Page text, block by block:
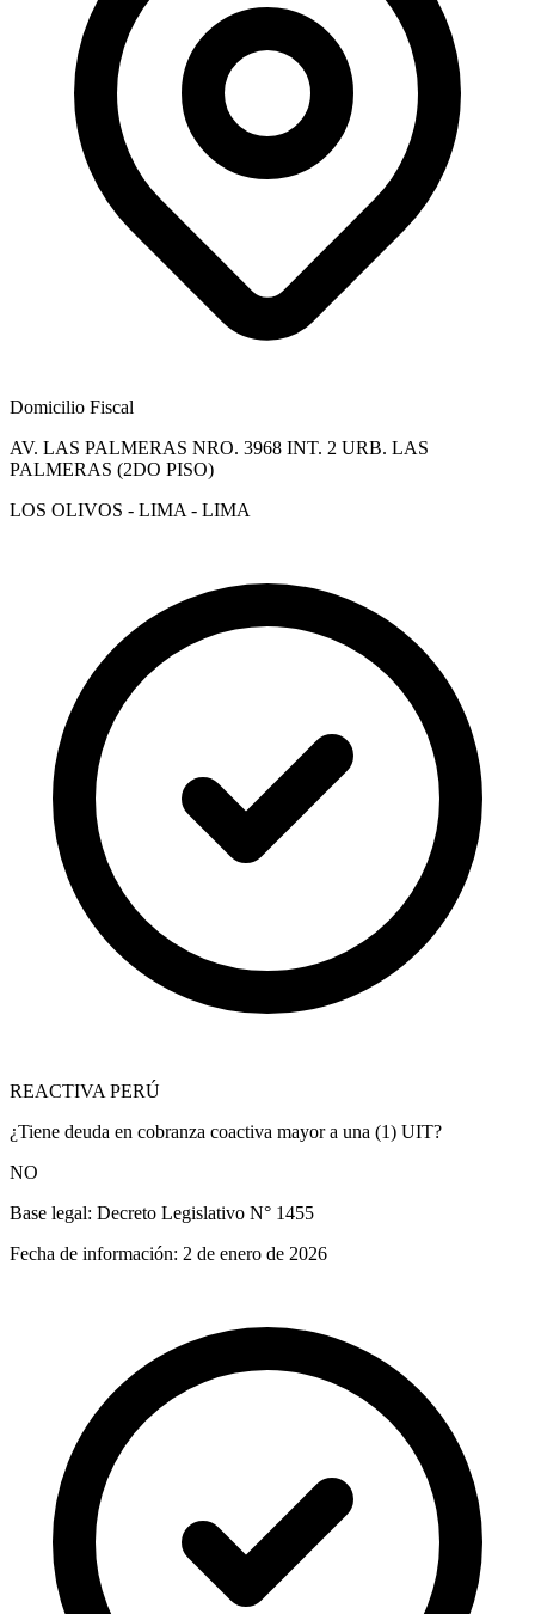
Domicilio Fiscal
AV. LAS PALMERAS NRO. 3968 INT. 2 URB. LAS
PALMERAS (2DO PISO)
LOS OLIVOS - LIMA - LIMA
REACTIVA PERÚ
¿Tiene deuda en cobranza coactiva mayor a una (1) UIT?
NO
Base legal: Decreto Legislativo N° 1455
Fecha de información: 2 de enero de 2026